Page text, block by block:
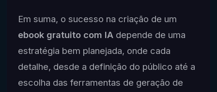
Em suma, o sucesso na criação de um
ebook gratuito com IAdepende de uma
estratégia bem planejada, onde cada
detalhe, desde a definição do público até a
escolha das ferramentas de geração de